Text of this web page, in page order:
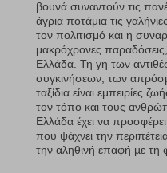
βουνά συναντούν τις
άγρια ποτάμια τις
τον πολιτισμό και η
μακρόχρονες
Ελλάδα. Τη γη των
συγκινήσεων, των
ταξίδια είναι εμπειρίες
τον τόπο και τους
Ελλάδα έχει να
που ψάχνει την
την αληθινή επαφή µε τη